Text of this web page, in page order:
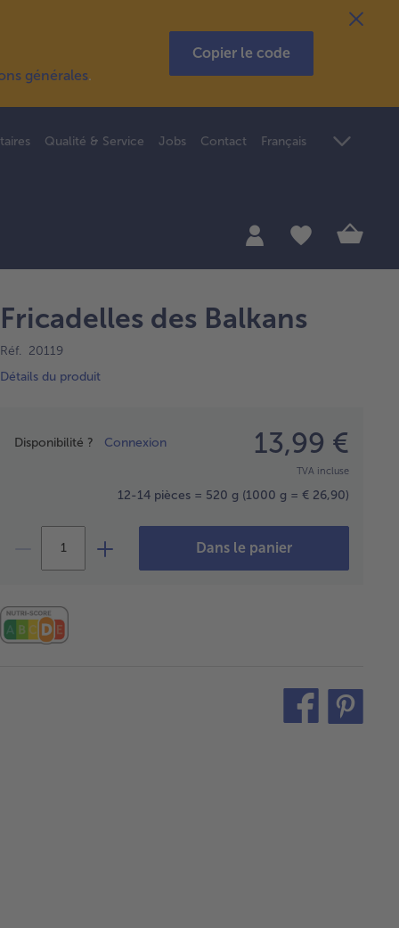
générales.
Copier le code
Qualité & Service Jobs Contact Français
Fricadelles des Balkans
Réf. 20119
Détails du produit
Disponibilité ? Connexion 13,99 €
TVA incluse
12-14 pièces = 520 g (1000 g = € 26,90)
Dans le panier
teilen